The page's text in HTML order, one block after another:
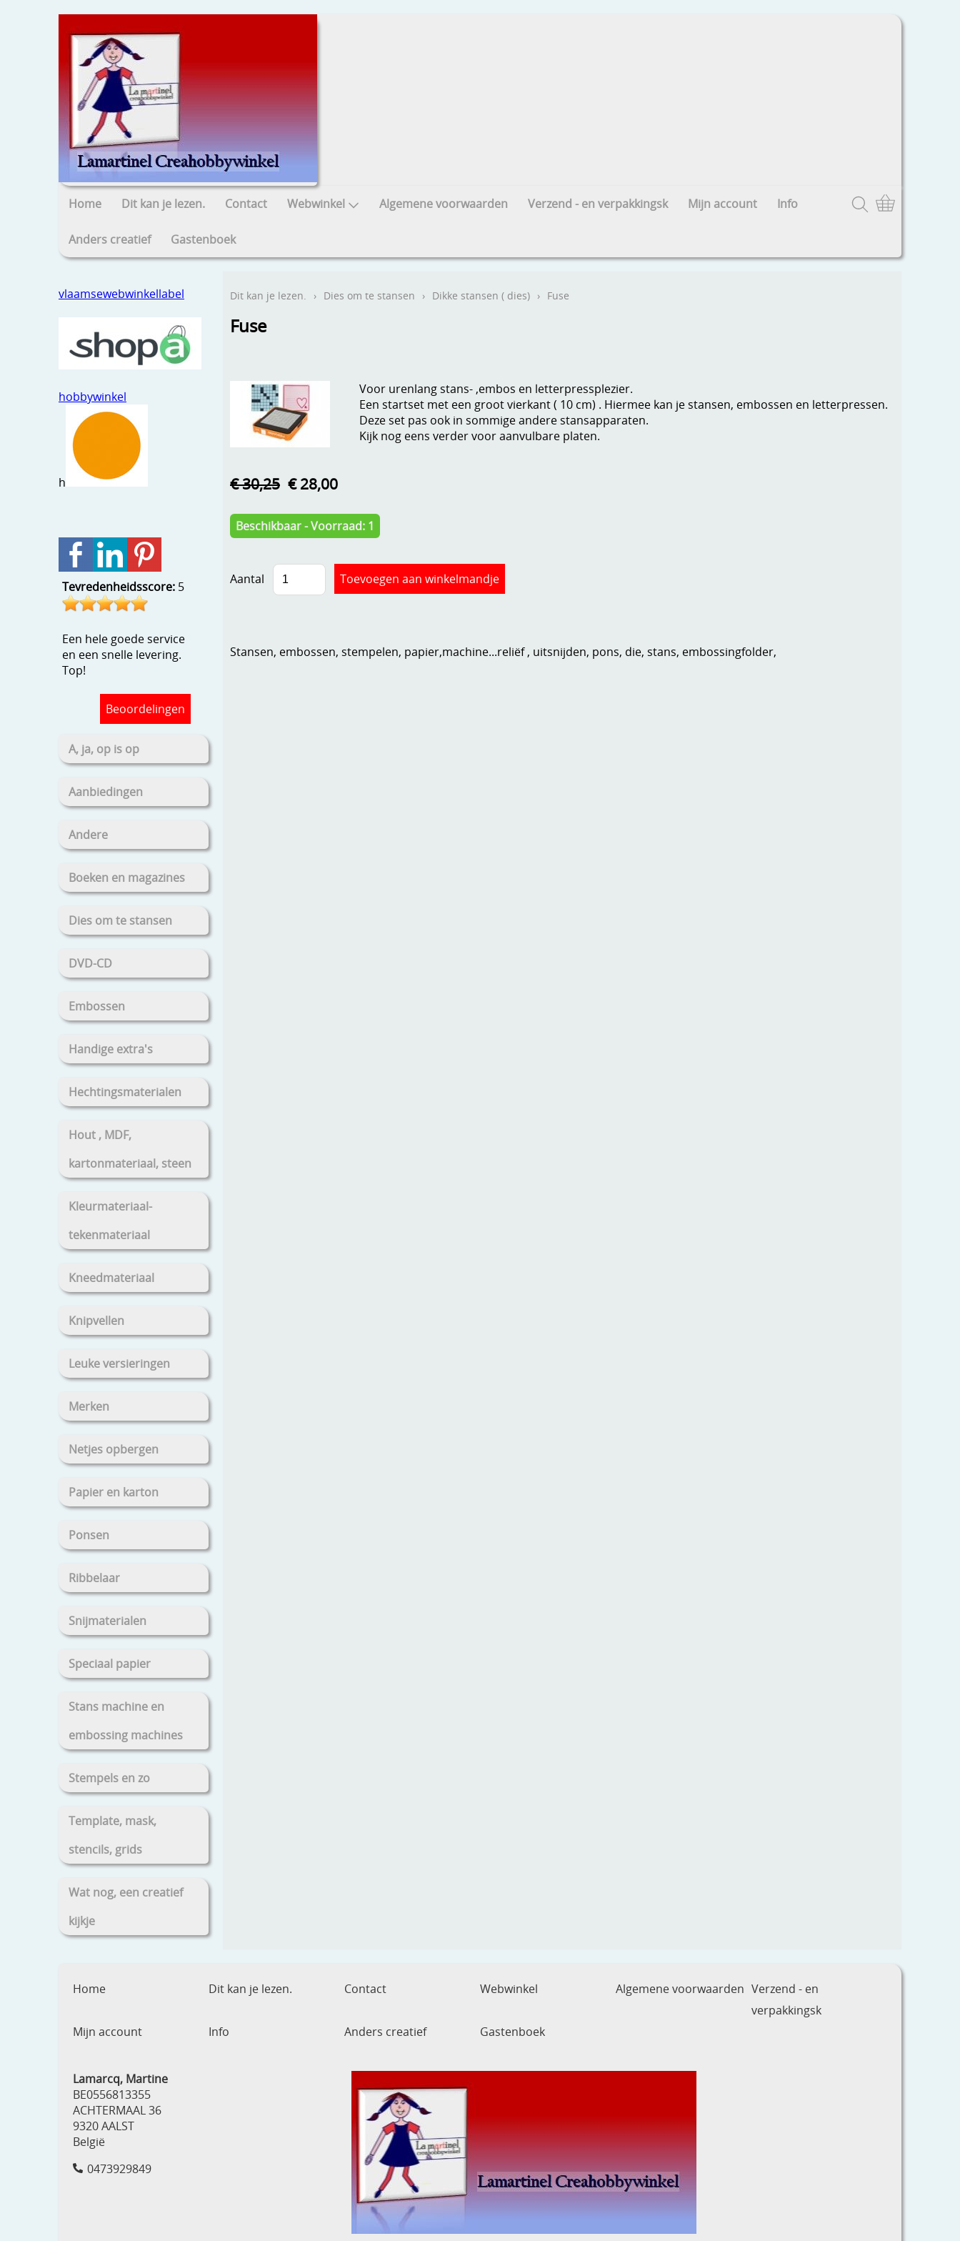
Home Dit kan je lezen. Contact Webwinkel Algemene voorwaarden Verzend - en verpakkingsk Mijn account Info
Anders creatief Gastenboek
vlaamsewebwinkellabel
hobbywinkel
h
Tevredenheidsscore: 5
Een hele goede service
en een snelle levering.
Top!
Beoordelingen
A, ja, op is op
Aanbiedingen
Andere
Boeken en magazines
Dies om te stansen
DVD-CD
Embossen
Handige extra's
Hechtingsmaterialen
Hout , MDF,
kartonmateriaal, steen
Kleurmateriaal-
tekenmateriaal
Kneedmateriaal
Knipvellen
Leuke versieringen
Merken
Netjes opbergen
Papier en karton
Ponsen
Ribbelaar
Snijmaterialen
Speciaal papier
Stans machine en
embossing machines
Stempels en zo
Template, mask,
stencils, grids
Wat nog, een creatief
kijkje
Dit kan je lezen. › Dies om te stansen › Dikke stansen ( dies) › Fuse
Fuse
Voor urenlang stans- ,embos en letterpressplezier.
Een startset met een groot vierkant ( 10 cm) . Hiermee kan je stansen, embossen en letterpressen.
Deze set pas ook in sommige andere stansapparaten.
Kijk nog eens verder voor aanvulbare platen.
€ 30,25 € 28,00
Beschikbaar - Voorraad: 1
Aantal
Stansen, embossen, stempelen, papier,machine...reliëf , uitsnijden, pons, die, stans, embossingfolder,
Home Dit kan je lezen. Contact Webwinkel Algemene voorwaarden Verzend - en
verpakkingsk
Mijn account
Info Anders creatief Gastenboek
Lamarcq, Martine
BE0556813355
ACHTERMAAL 36
9320 AALST
België
0473929849